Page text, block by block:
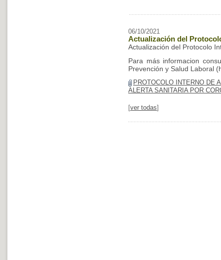
06/10/2021
Actualización del
Actualización del Protocolo
Para más informacion
Prevención y Salud Laboral
PROTOCOLO INTERNO DE
ALERTA SANITARIA POR
[ver todas]